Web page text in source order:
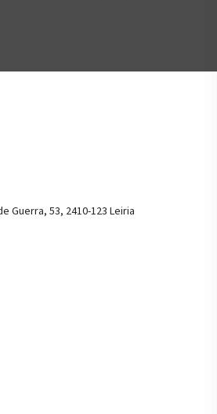
Guerra, 53, 2410-123 Leiria